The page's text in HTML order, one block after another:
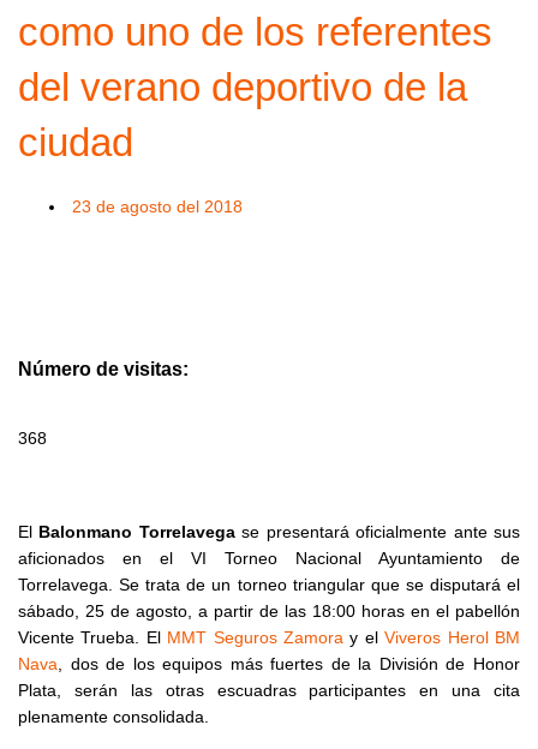
como uno de los referentes
del verano deportivo de la
ciudad
23 de agosto del 2018
Número de visitas:
368
El Balonmano Torrelavegase presentará oficialmente ante sus
aficionados en el VI Torneo Nacional Ayuntamiento de
Torrelavega. Se trata de un torneo triangular que se disputará el
sábado, 25 de agosto, a partir de las 18:00 horas en el pabellón
Vicente Trueba. El
MMT Seguros Zamora y elViveros Herol BM
Nava , dos de los equipos más fuertes de la División de Honor
Plata, serán las otras escuadras participantes en una cita
plenamente consolidada.